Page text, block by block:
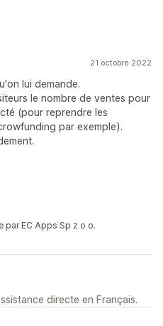
21 octobre 2022
lui demande.
le nombre de ventes pour
(pour reprendre les
par exemple).
par EC Apps Sp z o o.
directe en Français.